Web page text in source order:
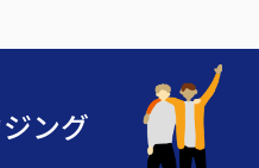
ング